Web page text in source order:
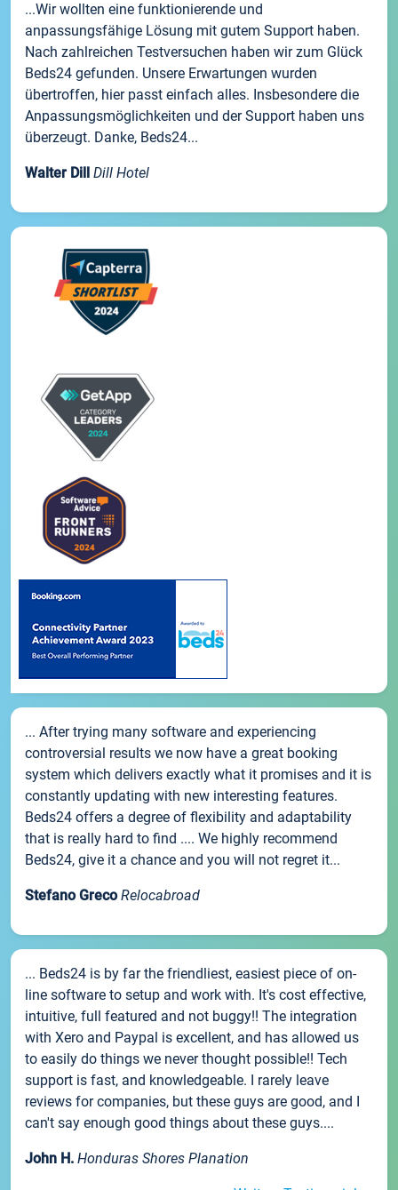
...Wir wollten eine funktionierende und
anpassungsfähige Lösung mit gutem Support haben.
Nach zahlreichen Testversuchen haben wir zum Glück
Beds24 gefunden. Unsere Erwartungen wurden
übertroffen, hier passt einfach alles. Insbesondere die
Anpassungsmöglichkeiten und der Support haben uns
überzeugt. Danke, Beds24...
Walter Dill Dill Hotel
... After trying many software and experiencing
controversial results we now have a great booking
system which delivers exactly what it promises and it is
constantly updating with new interesting features.
Beds24 offers a degree of flexibility and adaptability
that is really hard to find .... We highly recommend
Beds24, give it a chance and you will not regret it...
Stefano Greco Relocabroad
... Beds24 is by far the friendliest, easiest piece of on-
line software to setup and work with. It's cost effective,
intuitive, full featured and not buggy!! The integration
with Xero and Paypal is excellent, and has allowed us
to easily do things we never thought possible!! Tech
support is fast, and knowledgeable. I rarely leave
reviews for companies, but these guys are good, and I
can't say enough good things about these guys....
John H. Honduras Shores Planation